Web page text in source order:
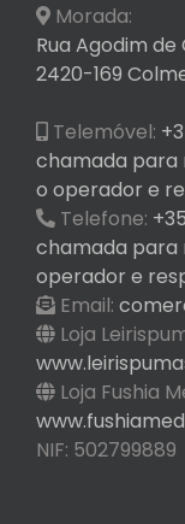
Morada:
Rua Agodim de
2420-169
Telemóvel:
chamada para
o operador e
Telefone:
chamada para
operador e
Email:
Loja
Loja Fushia
NIF: 502799889